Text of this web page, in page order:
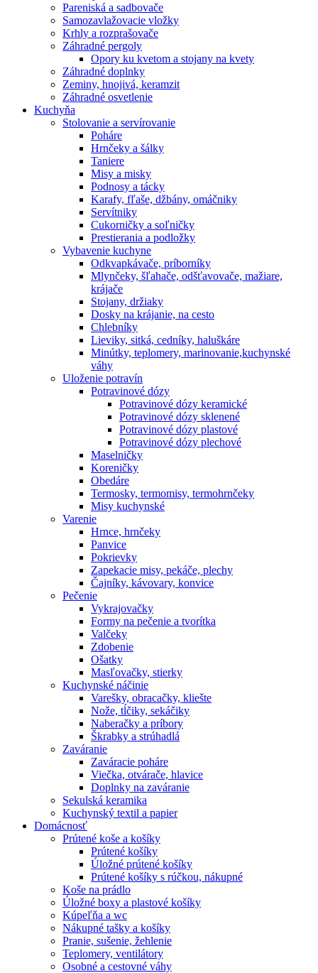
Pareniská a sadbovače
Samozavlažovacie vložky
Krhly a rozprašovače
Záhradné pergoly
Opory ku kvetom a stojany na kvety
Záhradné doplnky
Zeminy, hnojivá, keramzit
Záhradné osvetlenie
Kuchyňa
Stolovanie a servírovanie
Poháre
Hrnčeky a šálky
Taniere
Misy a misky
Podnosy a tácky
Karafy, fľaše, džbány, omáčniky
Servítniky
Cukorničky a soľničky
Prestierania a podložky
Vybavenie kuchyne
Odkvapkávače, príborníky
Mlynčeky, šľahače, odšťavovače, mažiare,
krájače
Stojany, držiaky
Dosky na krájanie, na cesto
Chlebníky
Lieviky, sitká, cedníky, haluškáre
Minútky, teplomery, marinovanie,kuchynské
váhy
Uloženie potravín
Potravinové dózy
Potravinové dózy keramické
Potravinové dózy sklenené
Potravinové dózy plastové
Potravinové dózy plechové
Maselničky
Koreničky
Obedáre
Termosky, termomisy, termohrnčeky
Misy kuchynské
Varenie
Hrnce, hrnčeky
Panvice
Pokrievky
Zapekacie misy, pekáče, plechy
Čajníky, kávovary, konvice
Pečenie
Vykrajovačky
Formy na pečenie a tvorítka
Valčeky
Zdobenie
Ošatky
Masľovačky, stierky
Kuchynské náčinie
Varešky, obracačky, kliešte
Nože, tĺčiky, sekáčiky
Naberačky a príbory
Škrabky a strúhadlá
Zaváranie
Zaváracie poháre
Viečka, otvárače, hlavice
Doplnky na zaváranie
Sekulská keramika
Kuchynský textil a papier
Domácnosť
Prútené koše a košíky
Prútené košíky
Úložné prútené košíky
Prútené košíky s rúčkou, nákupné
Koše na prádlo
Úložné boxy a plastové košíky
Kúpeľňa a wc
Nákupné tašky a košíky
Pranie, sušenie, žehlenie
Teplomery, ventilátory
Osobné a cestovné váhy